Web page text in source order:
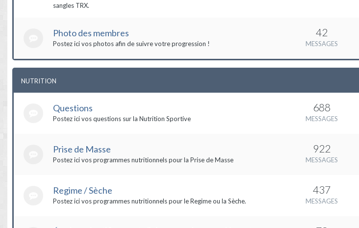
sangles TRX.
Photo des membres
Postez ici vos photos afin de suivre votre progression !
42
MESSAGES
NUTRITION
Questions
Postez ici vos questions sur la Nutrition Sportive
688
MESSAGES
Prise de Masse
Postez ici vos programmes nutritionnels pour la Prise de Masse
922
MESSAGES
Regime / Sèche
Postez ici vos programmes nutritionnels pour le Regime ou la Sèche.
437
MESSAGES